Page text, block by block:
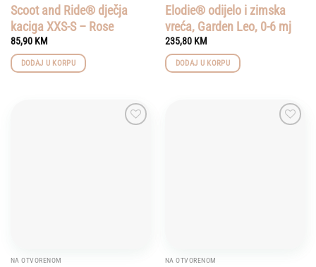
Scoot and Ride® dječja
kaciga XXS-S – Rose
85,90 KM
DODAJ U KORPU
Elodie® odijelo i zimska
vreća, Garden Leo, 0-6 mj
235,80 KM
DODAJ U KORPU
NA OTVORENOM NA OTVORENOM